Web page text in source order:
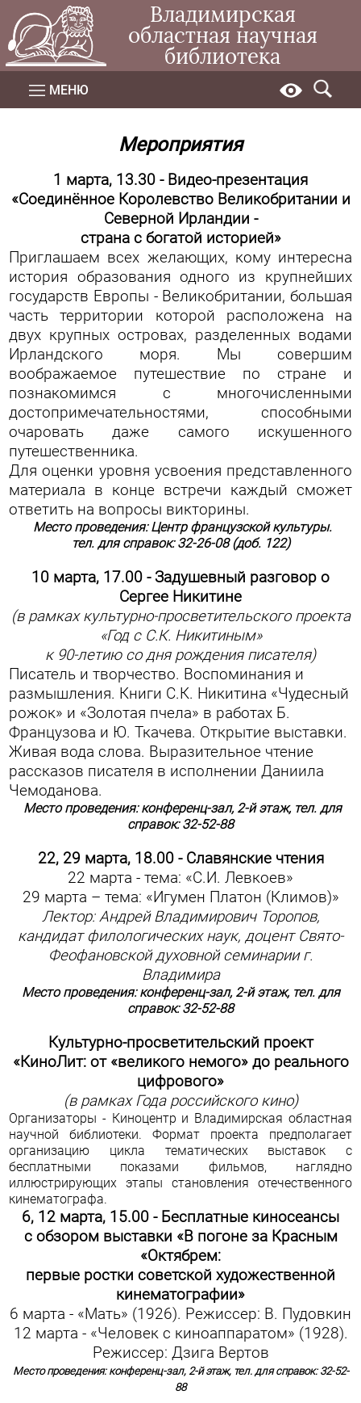
Владимирская
областная научная
библиотека
МЕНЮ
Мероприятия
1 марта, 13.30 - Видео-презентация
«Соединённое Королевство Великобритании и
Северной Ирландии -
страна с богатой историей»
Приглашаем всех желающих, кому интересна
история образования одного из крупнейших
государств Европы - Великобритании, большая
часть территории которой расположена на
двух крупных островах, разделенных водами
Ирландского моря. Мы совершим
воображаемое путешествие по стране и
познакомимся с многочисленными
достопримечательностями, способными
очаровать даже самого искушенного
путешественника.
Для оценки уровня усвоения представленного
материала в конце встречи каждый сможет
ответить на вопросы викторины.
Место проведения: Центр французской культуры.
тел. для справок: 32-26-08 (доб. 122)
10 марта, 17.00 - Задушевный разговор о
Сергее Никитине
(в рамках культурно-просветительского проекта
«Год с С.К. Никитиным»
к 90-летию со дня рождения писателя)
Писатель и творчество. Воспоминания и
размышления. Книги С.К. Никитина «Чудесный
рожок» и «Золотая пчела» в работах Б.
Французова и Ю. Ткачева. Открытие выставки.
Живая вода слова. Выразительное чтение
рассказов писателя в исполнении Даниила
Чемоданова.
Место проведения: конференц-зал, 2-й этаж, тел. для
справок: 32-52-88
22, 29 марта, 18.00 - Славянские чтения
22 марта - тема: «С.И. Левкоев»
29 марта – тема: «Игумен Платон (Климов)»
Лектор: Андрей Владимирович Торопов,
кандидат филологических наук, доцент Свято-
Феофановской духовной семинарии г.
Владимира
Место проведения: конференц-зал, 2-й этаж, тел. для
справок: 32-52-88
Культурно-просветительский проект
«КиноЛит: от «великого немого» до реального
цифрового»
(в рамках Года российского кино)
Организаторы - Киноцентр и Владимирская областная
научной библиотеки. Формат проекта предполагает
организацию цикла тематических выставок с
бесплатными показами фильмов, наглядно
иллюстрирующих этапы становления отечественного
кинематографа.
6, 12 марта, 15.00 - Бесплатные киносеансы
с обзором выставки «В погоне за Красным
«Октябрем:
первые ростки советской художественной
кинематографии»
6 марта - «Мать» (1926). Режиссер: В. Пудовкин
12 марта - «Человек с киноаппаратом» (1928).
Режиссер: Дзига Вертов
Место проведения: конференц-зал, 2-й этаж, тел. для справок: 32-52-
88